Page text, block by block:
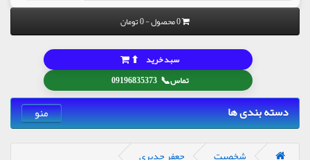
0 محصول - 0 تومان
تماس📞
09196835373
سبد خرید ⬆
دسته بندی ها منو
شخصیت جعفر جدیری